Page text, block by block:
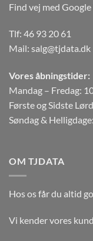
Find vej med
Tlf: 46 93 20 61
Mail: salg@tjdata.dk
Vores åbningstider:
Mandag – Fredag:
Første og Sidste
Søndag &
OM TJDATA
Hos os får du altid
Vi kender vores